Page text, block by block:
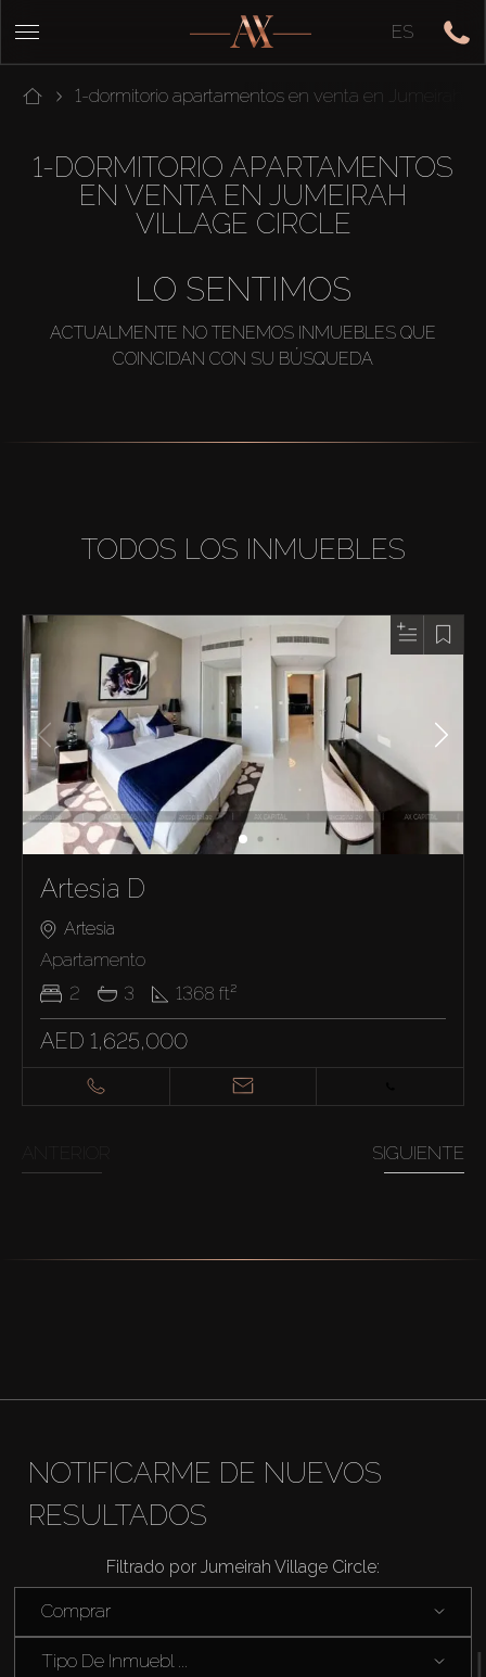
ES
1-dormitorio apartamentos en venta en Jumeirah
1-DORMITORIO APARTAMENTOS
EN VENTA EN JUMEIRAH
VILLAGE CIRCLE
LO SENTIMOS
ACTUALMENTE NO TENEMOS INMUEBLES QUE
COINCIDAN CON SU BÚSQUEDA
TODOS LOS INMUEBLES
Artesia D
Artesia
Apartamento
2
3 1368 ft²
AED 1,625,000
SIGUIENTE
NOTIFICARME DE NUEVOS
RESULTADOS
Filtrado por Jumeirah Village Circle:
Comprar
Tipo De Inmuebl ...